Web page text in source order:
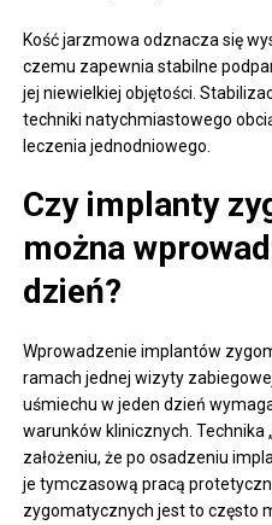
Kość jarzmowa odznacza się
czemu zapewnia stabilne
jej niewielkiej objętości.
techniki natychmiastowego
leczenia jednodniowego.
Czy implanty
można
dzień?
Wprowadzenie implantów
ramach jednej wizyty
uśmiechu w jeden dzień
warunków klinicznych. Technika
założeniu, że po osadzeniu
je tymczasową pracą
zygomatycznych jest to często